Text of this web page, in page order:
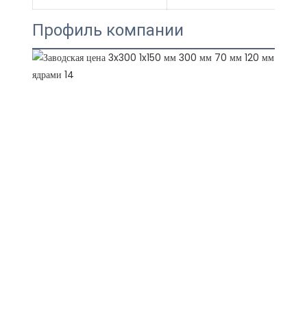
Профиль компании